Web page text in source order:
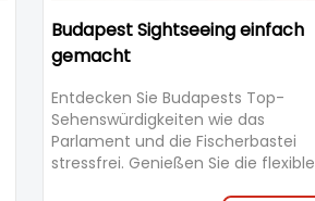
Budapest Sightseeing einfach
gemacht
Entdecken Sie Budapests Top-
Sehenswürdigkeiten wie das
Parlament und die Fischerbastei
stressfrei. Genießen Sie die flexible